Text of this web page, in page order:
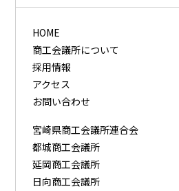
HOME
商工会議所について
採用情報
アクセス
お問い合わせ
宮崎県商工会議所連合会
都城商工会議所
延岡商工会議所
日向商工会議所